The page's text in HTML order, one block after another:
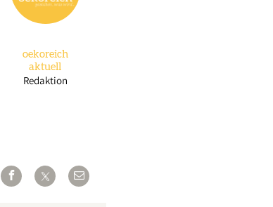
oekoreich
aktuell
Redaktion